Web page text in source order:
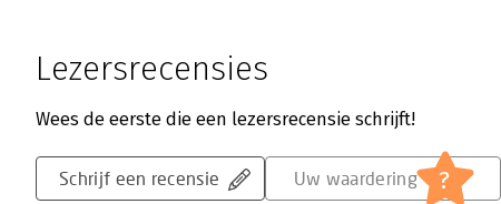
Lezersrecensies
Wees de eerste die een lezersrecensie schrijft!
Schrijf een recensie Uw waardering ?